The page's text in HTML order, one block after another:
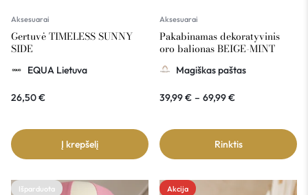
Aksesuarai
Gertuvė TIMELESS SUNNY
SIDE
EQUA Lietuva
26,50€
Į krepšelį
Aksesuarai
Pakabinamas dekoratyvinis
oro balionas BEIGE-MINT
Magiškas paštas
39,99€ – 69,99€
Rinktis
Išparduota Akcija